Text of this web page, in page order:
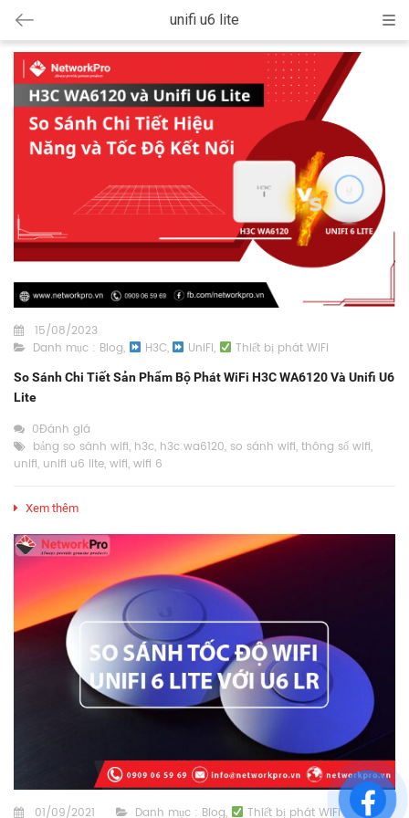
unifi u6 lite
15/08/2023
Danh mục : Blog, H3C, UniFi, Thiết bị phát WiFi
So Sánh Chi Tiết Sản Phẩm Bộ Phát WiFi H3C WA6120 Và Unifi U6
Lite
0Đánh giá
bảng so sánh wifi, h3c, h3c wa6120, so sánh wifi, thông số wifi,
unifi, unifi u6 lite, wifi, wifi 6
Xem thêm
01/09/2021 Danh mục : Blog, Thiết bị phát WiFi